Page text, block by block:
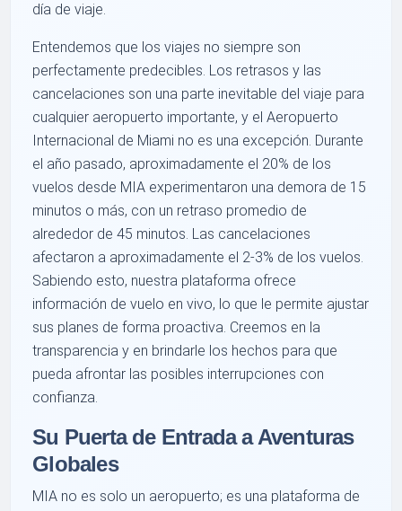
día de viaje.
Entendemos que los viajes no siempre son
perfectamente predecibles. Los retrasos y las
cancelaciones son una parte inevitable del viaje para
cualquier aeropuerto importante, y el Aeropuerto
Internacional de Miami no es una excepción. Durante
el año pasado, aproximadamente el 20% de los
vuelos desde MIA experimentaron una demora de 15
minutos o más, con un retraso promedio de
alrededor de 45 minutos. Las cancelaciones
afectaron a aproximadamente el 2-3% de los vuelos.
Sabiendo esto, nuestra plataforma ofrece
información de vuelo en vivo, lo que le permite ajustar
sus planes de forma proactiva. Creemos en la
transparencia y en brindarle los hechos para que
pueda afrontar las posibles interrupciones con
confianza.
Su Puerta de Entrada a Aventuras
Globales
MIA no es solo un aeropuerto; es una plataforma de